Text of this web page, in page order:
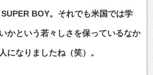
BOY。それでも米国では学
かという若々しさを保っているなか
になりましたね（笑）。